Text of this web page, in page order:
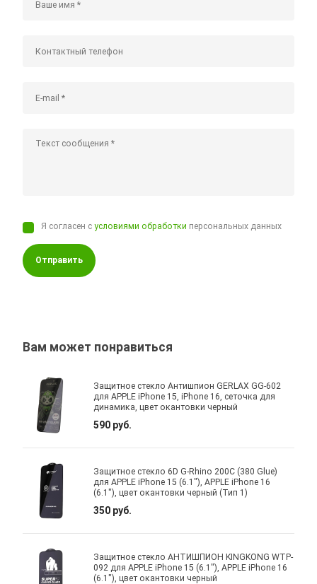
Я согласен сусловиями обработки персональных данных
Отправить
Вам может понравиться
Защитное стекло Антишпион GERLAX GG-602
для APPLE iPhone 15, iPhone 16, сеточка для
динамика, цвет окантовки черный
590 руб.
Защитное стекло 6D G-Rhino 200C (380 Glue)
для APPLE iPhone 15 (6.1"), APPLE iPhone 16
(6.1"), цвет окантовки черный (Тип 1)
350 руб.
Защитное стекло АНТИШПИОН KINGKONG WTP-
092 для APPLE iPhone 15 (6.1"), APPLE iPhone 16
(6.1"), цвет окантовки черный